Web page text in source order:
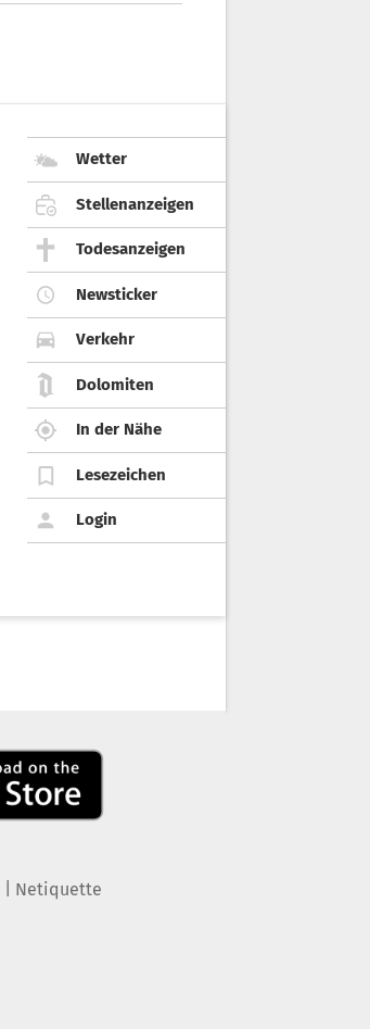
Wetter
Stellenanzeigen
Todesanzeigen
Newsticker
Verkehr
Dolomiten
In der Nähe
Lesezeichen
Login
Netiquette